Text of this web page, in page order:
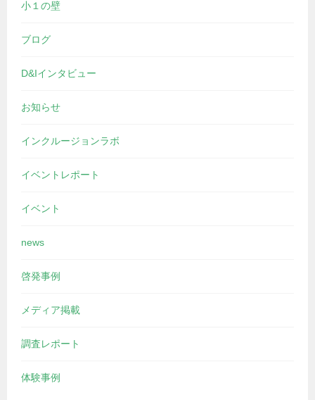
小１の壁
ブログ
D&Iインタビュー
お知らせ
インクルージョンラボ
イベントレポート
イベント
news
啓発事例
メディア掲載
調査レポート
体験事例